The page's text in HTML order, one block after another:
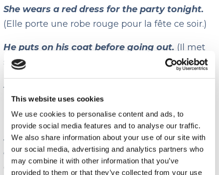
This website uses cookies
We use cookies to personalise content and ads, to
provide social media features and to analyse our traffic.
We also share information about your use of our site with
our social media, advertising and analytics partners who
may combine it with other information that you’ve
provided to them or that they’ve collected from your use
She wears a red dress for the party tonight.
(Elle porte une robe rouge pour la fête ce soir.)
He puts on his coat before going out. (Il met
son manteau avant de sortir.)
She takes off her shoes when she gets home.
(Elle enlève ses chaussures en rentrant à la
maison.)
She likes to dress in black for special
occasions.(Elle aime s’habiller en noir pour les
occasions spéciales.)